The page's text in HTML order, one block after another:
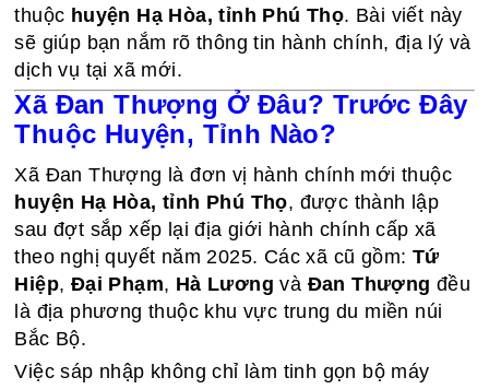
thuộc huyện Hạ Hòa, tỉnh Phú Thọ. Bài viết này
sẽ giúp bạn nắm rõ thông tin hành chính, địa lý và
dịch vụ tại xã mới.
Xã Đan Thượng Ở Đâu? Trước Đây
Thuộc Huyện, Tỉnh Nào?
Xã Đan Thượng là đơn vị hành chính mới thuộc
huyện Hạ Hòa, tỉnh Phú Thọ, được thành lập
sau đợt sắp xếp lại địa giới hành chính cấp xã
theo nghị quyết năm 2025. Các xã cũ gồm: Tứ
Hiệp, Đại Phạm, Hà Lương và Đan Thượng đều
là địa phương thuộc khu vực trung du miền núi
Bắc Bộ.
Việc sáp nhập không chỉ làm tinh gọn bộ máy